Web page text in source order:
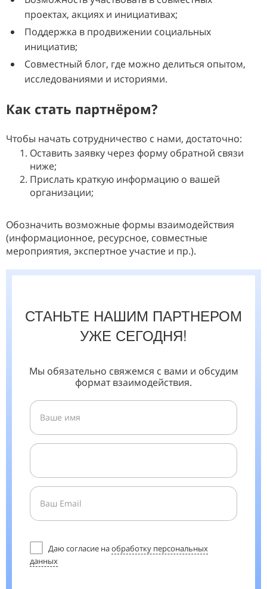
проектах, акциях и инициативах;
Поддержка в продвижении социальных
инициатив;
Совместный блог, где можно делиться опытом,
исследованиями и историями.
Как стать партнёром?
Чтобы начать сотрудничество с нами, достаточно:
Оставить заявку через форму обратной связи
ниже;
Прислать краткую информацию о вашей
организации;
Обозначить возможные формы взаимодействия
(информационное, ресурсное, совместные
мероприятия, экспертное участие и пр.).
СТАНЬТЕ НАШИМ ПАРТНЕРОМ
УЖЕ СЕГОДНЯ!
Мы обязательно свяжемся с вами и обсудим
формат взаимодействия.
Даю согласие наобработку персональных
данных